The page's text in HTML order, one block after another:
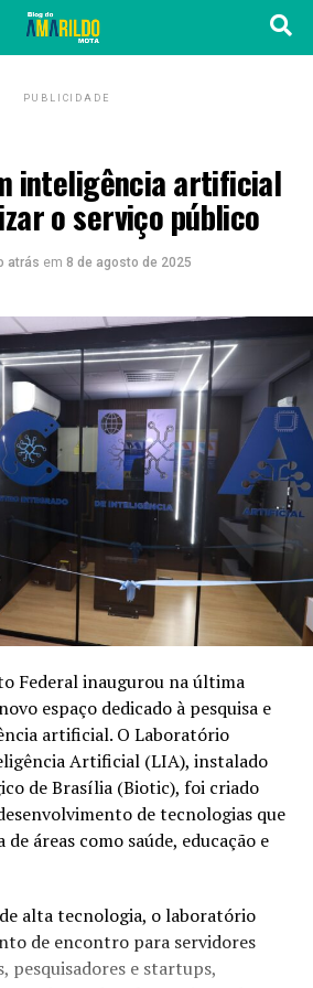
PUBLICIDADE
inteligência artificial
o serviço público
atrás em 8 de agosto de 2025
Federal inaugurou na última
espaço dedicado à pesquisa e
artificial. O Laboratório
Artificial (LIA), instalado
de Brasília (Biotic), foi criado
de tecnologias que
áreas como saúde, educação e
alta tecnologia, o laboratório
de encontro para servidores
pesquisadores e startups,